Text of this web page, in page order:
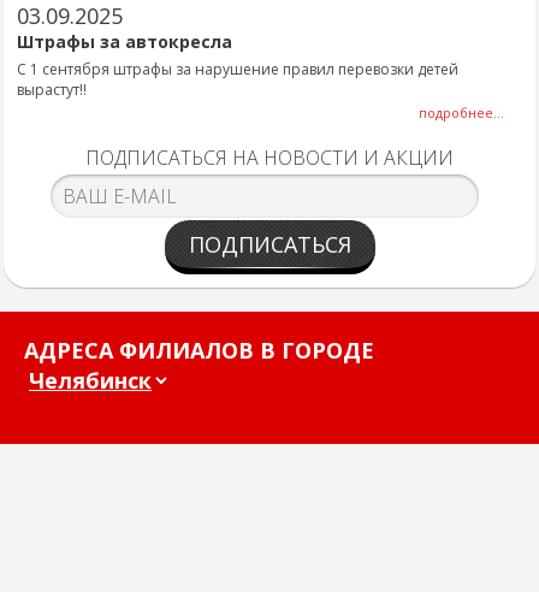
03.09.2025
Штрафы за автокресла
С 1 сентября штрафы за нарушение правил перевозки детей
вырастут!!
подробнее...
ПОДПИСАТЬСЯ НА НОВОСТИ И АКЦИИ
ПОДПИСАТЬСЯ
АДРЕСА ФИЛИАЛОВ В ГОРОДЕ